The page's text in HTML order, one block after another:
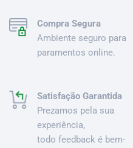
Compra Segura
Ambiente seguro para
paramentos online.
Satisfação Garantida
Prezamos pela sua
experiência,
todo feedback é bem-